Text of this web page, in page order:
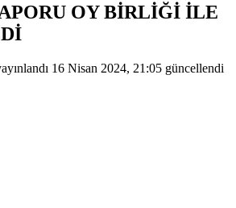
OY BİRLİĞİ İLE
16 Nisan 2024, 21:05 güncellendi